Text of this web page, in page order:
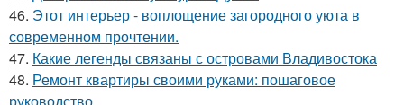
46. Этот интерьер - воплощение загородного уюта в
современном прочтении.
47. Какие легенды связаны с островами Владивостока
48. Ремонт квартиры своими руками: пошаговое